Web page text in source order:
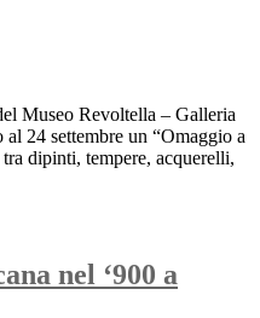
Museo Revoltella – Galleria
24 settembre un “Omaggio a
dipinti, tempere, acquerelli,
nel ‘900 a